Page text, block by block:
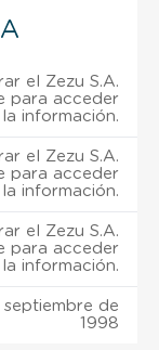
el Zezu S.A.
para acceder
la información.
el Zezu S.A.
para acceder
la información.
el Zezu S.A.
para acceder
la información.
de
1998